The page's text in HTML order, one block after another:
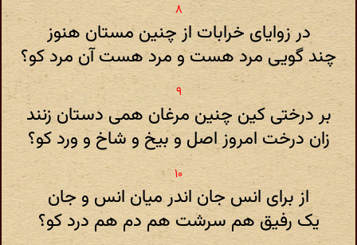
در زوایای خرابات از چنین مستان هنوز
چند گویی مرد هست و مرد هست آن مرد کو؟
بر درختی کین چنین مرغان همی دستان زنند
زان درخت امروز اصل و بیخ و شاخ و ورد کو؟
از برای انس جان اندر میان انس و جان
یک رفیق هم سرشت هم دم هم درد کو؟